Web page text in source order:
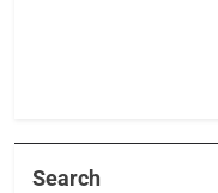
Search